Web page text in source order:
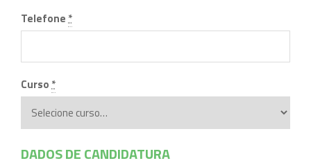
Telefone*
Curso*
DADOS DE CANDIDATURA